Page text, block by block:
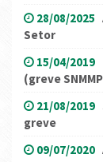
28/08/2025
Setor
15/04/2019
(greve
21/08/2019
greve
09/07/2020